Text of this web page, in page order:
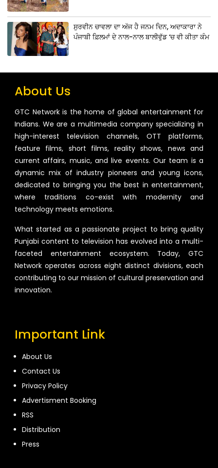
ਸੁਰਵੀਨ ਚਾਵਲਾ ਦਾ ਅੱਜ ਹੈ ਜਨਮ ਦਿਨ, ਅਦਾਕਾਰਾ ਨੇ
ਪੰਜਾਬੀ ਫ਼ਿਲਮਾਂ ਦੇ ਨਾਲ-ਨਾਲ ਬਾਲੀਵੁੱਡ ‘ਚ ਵੀ ਕੀਤਾ ਕੰਮ
About Us
GTC Network is the home of global entertainment for
Indians. We are a multimedia company specializing in
high-interest television channels, OTT platforms,
feature films, short films, reality shows, news and
current affairs, music, and live events. Our team is a
dynamic mix of industry pioneers and young icons,
dedicated to bringing you the best in entertainment,
where traditions co-exist with modernity and
technology meets emotions.
What started as a passionate project to bring quality
Punjabi content to television has evolved into a multi-
faceted entertainment ecosystem. Today, GTC
Network operates across eight distinct divisions, each
contributing to our mission of cultural preservation and
innovation.
Important Link
About Us
Contact Us
Privacy Policy
Advertisment Booking
RSS
Distribution
Press